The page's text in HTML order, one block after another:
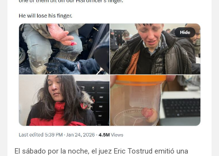
El sábado por la noche, el juez Eric Tostrud emitió una